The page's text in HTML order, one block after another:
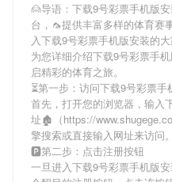
🙍导语： 下载9号彩票手机版
台，🦟提供丰富多样的体育赛
入下载9号彩票手机版安装的
为您详细介绍下载9号彩票手
启精彩的体育之旅。
⏳第一步：访问下载9号彩票手
首先，打开您的浏览器，输入
址🏚（https://
擎搜索或直接输入网址来访问。
🅿第二步：点击注册按钮
一旦进入下载9号彩票手机版